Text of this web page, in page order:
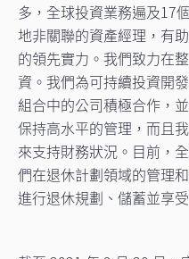
多，全球投資業務遍及17
地非關聯的資產經理，有
的領先實力。我們致力在
資。我們為可持續投資開
組合中的公司積極合作，
保持高水平的管理，而且
來支持財務狀況。目前，
們在退休計劃領域的管理
進行退休規劃、儲蓄並享